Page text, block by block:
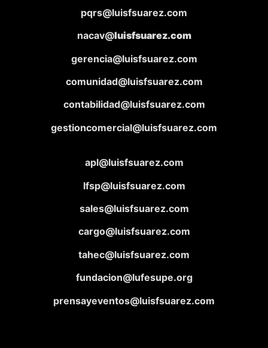
pqrs@luisfsuarez.com
nacav@luisfsuarez.com
gerencia@luisfsuarez.com
comunidad@luisfsuarez.com
contabilidad@luisfsuarez.com
gestioncomercial@luisfsuarez.com
apl@luisfsuarez.com
lfsp@luisfsuarez.com
sales@luisfsuarez.com
cargo@luisfsuarez.com
tahec@luisfsuarez.com
fundacion@lufesupe.org
prensayeventos@luisfsuarez.com